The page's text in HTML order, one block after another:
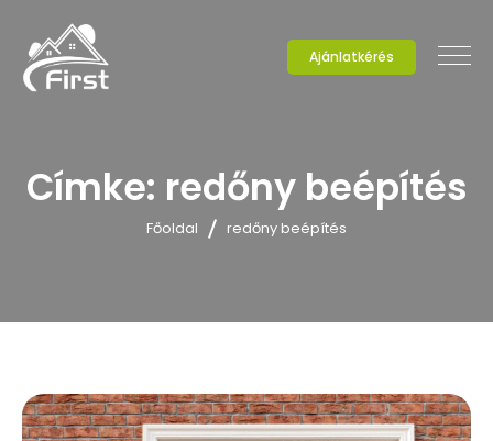
Ajánlatkérés
Címke: redőny beépítés
Főoldal redőny beépítés